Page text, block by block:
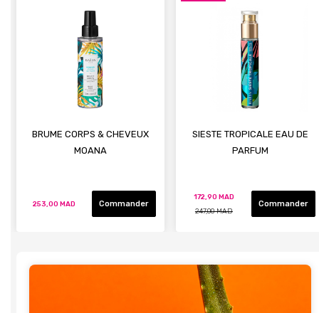
BRUME CORPS & CHEVEUX
MOANA
253,00 MAD Commander
SIESTE TROPICALE EAU DE
PARFUM
172,90 MAD
247,00 MAD
Commander